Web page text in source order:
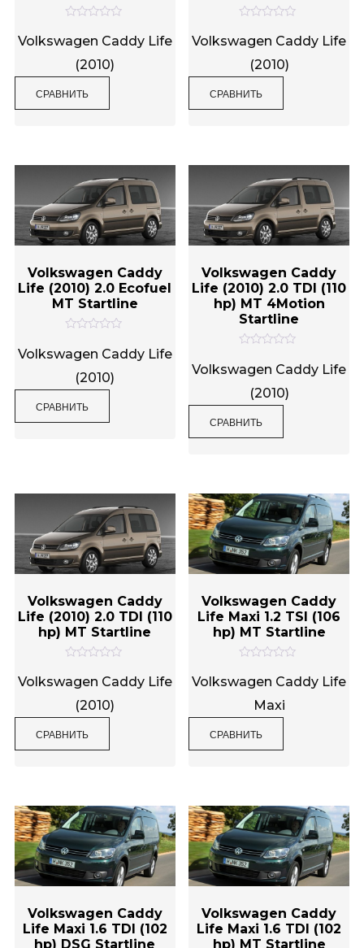
ц
е
а
0
и
з
Volkswagen Caddy Life
(2010)
СРАВНИТЬ
ц
е
а
0
и
з
Volkswagen Caddy Life
(2010)
СРАВНИТЬ
Volkswagen Caddy
Life (2010) 2.0 Ecofuel
MT Startline
ц
е
а
0
и
з
Volkswagen Caddy Life
(2010)
СРАВНИТЬ
Volkswagen Caddy
Life (2010) 2.0 TDI (110
hp) MT 4Motion
Startline
ц
е
а
0
и
з
Volkswagen Caddy Life
(2010)
СРАВНИТЬ
Volkswagen Caddy
Life (2010) 2.0 TDI (110
hp) MT Startline
ц
е
а
0
и
з
Volkswagen Caddy Life
(2010)
СРАВНИТЬ
Volkswagen Caddy
Life Maxi 1.2 TSI (106
hp) MT Startline
ц
е
а
0
и
з
Volkswagen Caddy Life
Maxi
СРАВНИТЬ
Volkswagen Caddy
Life Maxi 1.6 TDI (102
hp) DSG Startline
Volkswagen Caddy
Life Maxi 1.6 TDI (102
hp) MT Startline